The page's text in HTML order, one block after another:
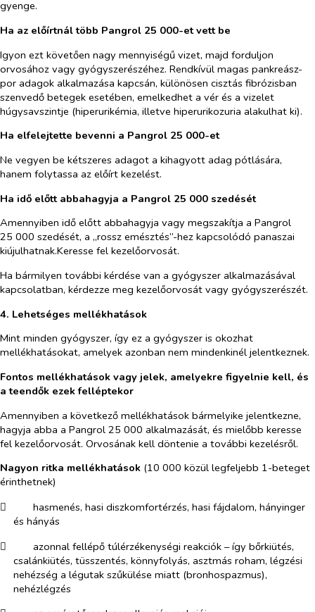
gyenge.
Ha az előírtnál több Pangrol 25 000-et vett be
Igyon ezt követően nagy mennyiségű vizet, majd forduljon
orvosához vagy gyógyszerészéhez. Rendkívül magas pankreász-
por adagok alkalmazása kapcsán, különösen cisztás fibrózisban
szenvedő betegek esetében, emelkedhet a vér és a vizelet
húgysavszintje (hiperurikémia, illetve hiperurikozuria alakulhat ki).
Ha elfelejtette bevenni a Pangrol 25 000-et
Ne vegyen be kétszeres adagot a kihagyott adag pótlására,
hanem folytassa az előírt kezelést.
Ha idő előtt abbahagyja a Pangrol 25 000 szedését
Amennyiben idő előtt abbahagyja vagy megszakítja a Pangrol
25 000 szedését, a „rossz emésztés”-hez kapcsolódó panaszai
kiújulhatnak.Keresse fel kezelőorvosát.
Ha bármilyen további kérdése van a gyógyszer alkalmazásával
kapcsolatban, kérdezze meg kezelőorvosát vagy gyógyszerészét.
4. Lehetséges mellékhatások
Mint minden gyógyszer, így ez a gyógyszer is okozhat
mellékhatásokat, amelyek azonban nem mindenkinél jelentkeznek.
Fontos mellékhatások vagy jelek, amelyekre figyelnie kell, és
a teendők ezek felléptekor
Amennyiben a következő mellékhatások bármelyike jelentkezne,
hagyja abba a Pangrol 25 000 alkalmazását, és mielőbb keresse
fel kezelőorvosát. Orvosának kell döntenie a további kezelésről.
Nagyon ritka mellékhatások (10 000 közül legfeljebb 1-beteget
érinthetnek)
​
hasmenés, hasi diszkomfortérzés, hasi fájdalom, hányinger
és hányás
​
azonnal fellépő túlérzékenységi reakciók – így bőrkiütés,
csalánkiütés, tüsszentés, könnyfolyás, asztmás roham, légzési
nehézség a légutak szűkülése miatt (bronhospazmus),
nehézlégzés